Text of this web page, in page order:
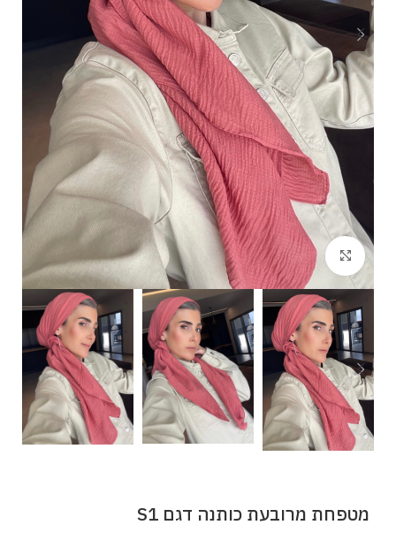
Click to enlarge
מטפחת מרובעת כותנה דגם S1